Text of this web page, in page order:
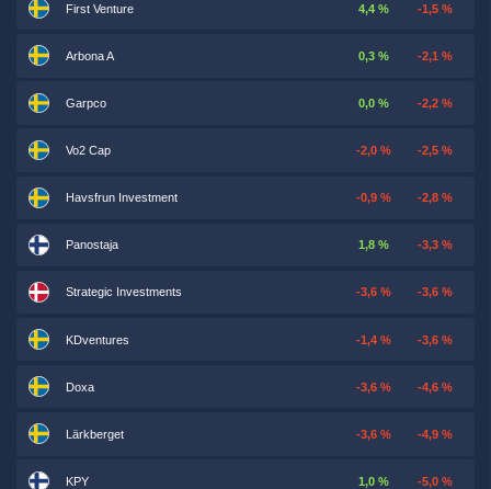
First Venture 4,4 % -1,5 %
Arbona A 0,3 % -2,1 %
Garpco 0,0 % -2,2 %
Vo2 Cap -2,0 % -2,5 %
Havsfrun Investment -0,9 % -2,8 %
Panostaja 1,8 % -3,3 %
Strategic Investments -3,6 % -3,6 %
KDventures -1,4 % -3,6 %
Doxa -3,6 % -4,6 %
Lärkberget -3,6 % -4,9 %
KPY 1,0 % -5,0 %